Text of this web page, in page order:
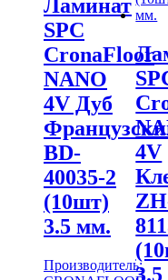
Ламинат
SPC
CronaFloor
NANO
4V Дуб
BD-
40035-2
(10шт)
3.5 мм.
Производитель:
4V